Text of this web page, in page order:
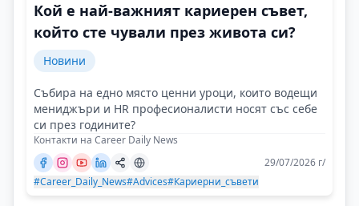
Кой е най-важният кариерен съвет,
който сте чували през живота си?
Новини
Събира на едно място ценни уроци, които водещи
мениджъри и HR професионалисти носят със себе
си през годините?
Контакти на Career Daily News
29/07/2026 г/
#Career_Daily_News#Advices#Кариерни_съвети